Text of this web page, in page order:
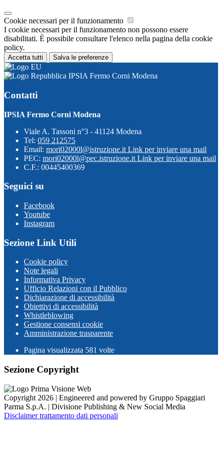
Cookie necessari per il funzionamento
I cookie necessari per il funzionamento non possono essere
disabilitati. È possibile consultare l'elenco nella pagina della cookie
policy.
Accetta tutti Salva le preferenze
IPSIA Fermo Corni Modena
Contatti
IPSIA Fermo Corni Modena
Viale A. Tassoni n°3 - 41124 Modena
Tel: 059 212575
Email: mori02000l@istruzione.it Link per inviare una mail
PEC: mori02000l@pec.istruzione.it Link per inviare una mail
C.F.: 00445400369
Seguici su
Facebook
Youtube
Instagram
Sezione Link Utili
Cookie policy
Note legali
Informativa Privacy
Ufficio Relazioni con il Pubblico
Dichiarazione di accessibilità
Obiettivi di accessibilità
Whistleblowing
Gestione consensi cookie
Amministrazione trasparente
Pagina visualizzata 581 volte
Sezione Copyright
Copyright 2026 | Engineered and powered by Gruppo Spaggiari
Parma S.p.A. | Divisione Publishing & New Social Media
Disclaimer trattamento dati personali